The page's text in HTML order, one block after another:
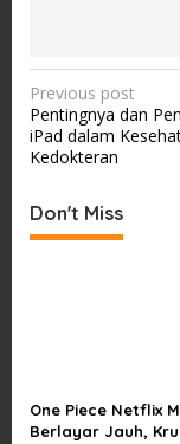
P
o
s
n
t
Previous post
Pentingnya dan
iPad dalam
Kedokteran
Don't Miss
One Piece Netflix
Berlayar Jauh,